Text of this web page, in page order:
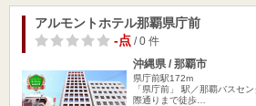
アルモントホテル那覇県庁前
-点/ 0 件
沖縄県 / 那覇市
県庁前駅172m
「県庁前」 駅／那覇バスセ
際通りまで徒歩…